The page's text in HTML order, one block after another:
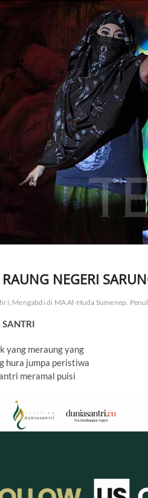
RAUNG NEGERI
Mengabdi di MA Al-Huda Sumenep.
SANTRI
yang meraung yang
hura jumpa peristiwa
meramal puisi